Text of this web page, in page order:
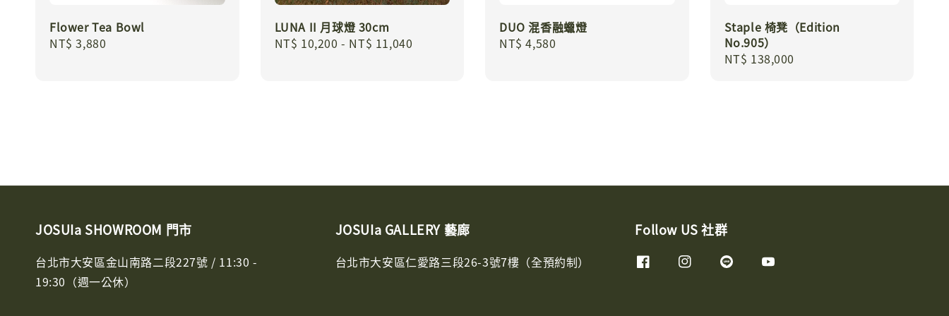
Flower Tea Bowl
Regular
NT$ 3,880
LUNA II 月球燈 30cm
Regular
NT$ 10,200 - NT$ 11,040
DUO 混香融蠟燈
Regular
NT$ 4,580
Staple 椅凳（Edition
No.905）
Regular
NT$ 138,000
JOSUIa SHOWROOM 門市
台北市大安區金山南路二段227號 / 11:30 -
19:30（週一公休）
JOSUIa GALLERY 藝廊
台北市大安區仁愛路三段26-3號7樓（全預約制）
Follow US 社群